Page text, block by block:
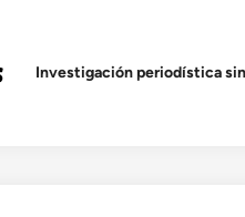
Investigación periodística